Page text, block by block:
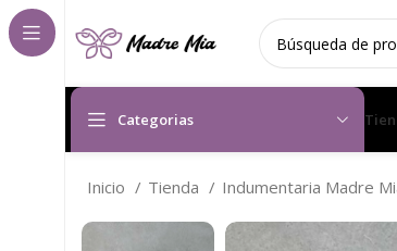
Categorias
Inicio Tienda Indumentaria Madre